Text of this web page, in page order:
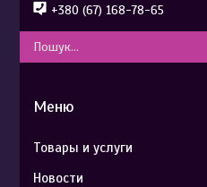
+380 (67) 168-78-65
Товары и услуги
Новости